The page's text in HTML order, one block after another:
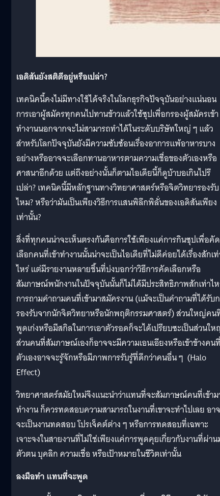
เอดิสันยังสติดีอยู่หรือเปล่า?
เทคนิคนี้คงไม่มีทางใช้ได้จริงในโลกธุรกิจปัจจุบันอย่างแน่นอน
การเอาผู้สมัครทุกคนไปทานข้าวแล้วใช้ซุปเพื่อกรองผู้สมัครเข้า
ทำงานนอกจากจะไม่สามารถทำได้ในระดับบริษัทใหญ่ ๆ แล้ว
สำหรับโลกปัจจุบันยังมีความซับซ้อนเรื่องอาการแพ้อาหารบาง
อย่างหรืออาจจะเลือกทานอาหารตามความเชื่อของตัวเองหรือ
ศาสนาอีกด้วย แต่ถึงอย่างนั้นก็ตามไอเดียนี้ก็ดูบ้าบอเกินไปรึ
เปล่า? เทคนิคนี้มีหลักฐานทางวิทยาศาสตร์หรือจิตวิทยารองรับ
ไหม? หรือว่ามันเป็นเพียงวิธีการแสนพิลึกพิลั่นของเอดิสันเพียง
เท่านั้น?
สิ่งที่ทุกคนน่าจะเห็นตรงกันคือการใช้เพียงแค่การกินซุปเพื่อคัด
เลือกคนที่เข้าทำงานนั้นน่าจะเป็นไอเดียที่ไม่ดีค่อยได้เรื่องสักเ
ไหร่ แต่มีรายงานหลายชิ้นที่บ่งบอกว่าวิธีการคัดเลือกหรือ
สัมภาษณ์พนักงานในปัจจุบันนั้นก็ไม่ได้มีประสิทธิภาพสักเท่าไ
การถามคำถามคนที่เข้ามาสมัครงาน (แม้จะเป็นคำถามที่ได้รับ
รองรับจากนักจิตวิทยาหรือนักพฤติกรรมศาสตร์) ส่วนใหญ่คน
พูดเก่งหรือมีสกิลในการเอาตัวรอดก็จะได้เปรียบซะเป็นส่วนใ
ส่วนคนที่สัมภาษณ์เองก็อาจจะมีความเอนเอียงหรือเข้าข้างคน
ตัวเองอาจจะรู้จักหรือมีภาพการรับรู้ที่ดีกว่าคนอื่น ๆ (Halo
Effect)
วิทยาศาสตร์สมัยใหม่จึงแนะนำว่าแทนที่จะสัมภาษณ์คนที่เข้า
ทำงาน ก็ควรทดสอบความสามารถในงานที่เขาจะทำไปเลย อาจ
จะเป็นงานทดสอบ โปรเจ็คต์ต่าง ๆ หรือการทดสอบที่เฉพาะ
เจาะจงในสายงานที่ไม่ใช่เพียงแค่การพูดคุยเกี่ยวกับงานที่ผ่า
ตัวตน บุคลิก ความเชื่อ หรือเป้าหมายในชีวิตเท่านั้น
ลงมือทำ แทนที่จะพูด